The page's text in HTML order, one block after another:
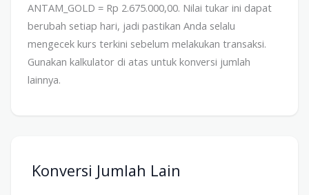
ANTAM_GOLD = Rp 2.675.000,00. Nilai tukar ini dapat
berubah setiap hari, jadi pastikan Anda selalu
mengecek kurs terkini sebelum melakukan transaksi.
Gunakan kalkulator di atas untuk konversi jumlah
lainnya.
Konversi Jumlah Lain